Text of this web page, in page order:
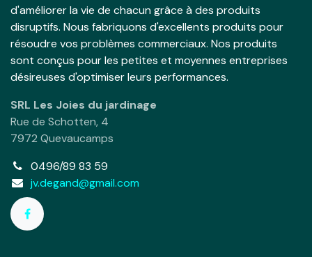
d'améliorer la vie de chacun grâce à des produits
disruptifs. Nous fabriquons d'excellents produits pour
résoudre vos problèmes commerciaux. Nos produits
sont conçus pour les petites et moyennes entreprises
désireuses d'optimiser leurs performances.
SRL Les Joies du jardinage
Rue de Schotten, 4
7972 Quevaucamps
0496/89 83 59
jv.degand@gmail.com